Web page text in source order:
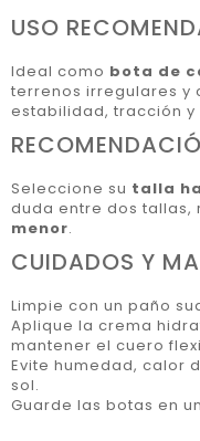
USO
Ideal como bota de
terrenos irregulares y
estabilidad, tracción
Seleccione su talla
duda entre dos tallas,
menor.
CUIDADOS Y
Limpie con un paño
Aplique la crema
mantener el cuero
Evite humedad, calor
sol.
Guarde las botas en